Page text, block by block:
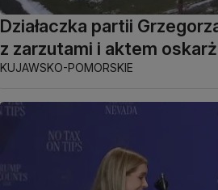
Działaczka partii
z zarzutami i aktem
KUJAWSKO-POMORSKIE